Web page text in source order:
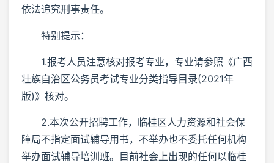
依法追究刑事责任。
特别提示：
1.报考人员注意核对报考专业，专业请参照《广西
壮族自治区公务员考试专业分类指导目录(2021年
版)》核对。
2.本次公开招聘工作，临桂区人力资源和社会保
障局不指定面试辅导用书，不举办也不委托任何机构
举办面试辅导培训班。目前社会上出现的任何以临桂